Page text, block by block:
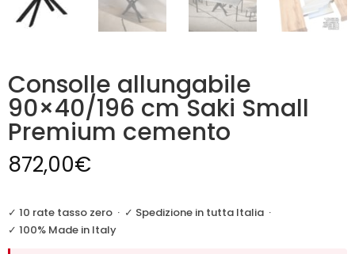
Consolle allungabile
90×40/196 cm Saki Small
Premium cemento
872,00€
✓ 10 rate tasso zero · ✓ Spedizione in tutta Italia ·
✓ 100% Made in Italy